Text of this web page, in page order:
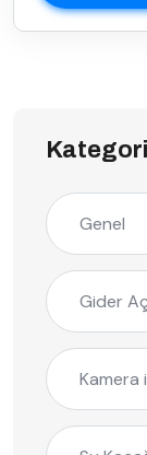
Genel
Gider
Kamera